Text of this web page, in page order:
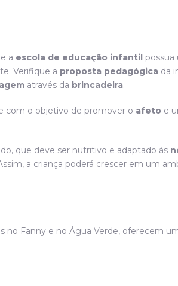
a escola de educação infantil possua
Verifique a proposta pedagógica da
através da brincadeira.
com o objetivo de promover o afeto e
que deve ser nutritivo e adaptado às
a criança poderá crescer em um
no Fanny e no Água Verde, oferecem